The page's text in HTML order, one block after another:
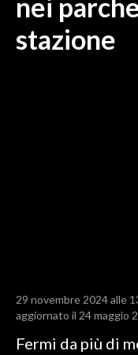
ECONOMIA
SERVIZI ALLE IMPRESE
VOLLEY
MOTORI
TENNIS
nei
stazione
29 novembre 2024 alle
aggiornato il 24 maggio
Fermi da più di